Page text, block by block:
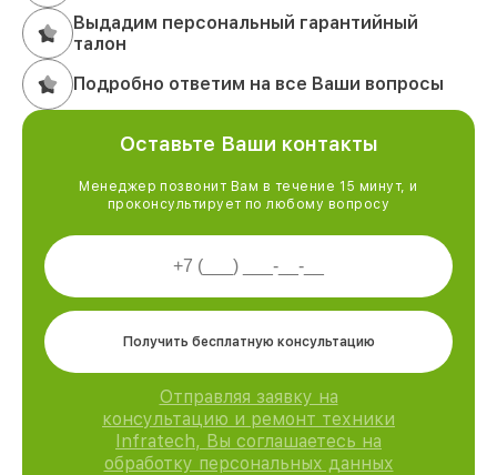
Выдадим персональный гарантийный
талон
Подробно ответим на все Ваши вопросы
Оставьте Ваши контакты
Менеджер позвонит Вам в течение 15 минут, и
проконсультирует по любому вопросу
Получить бесплатную консультацию
Отправляя заявку на
консультацию и ремонт техники
Infratech, Вы соглашаетесь на
обработку персональных данных